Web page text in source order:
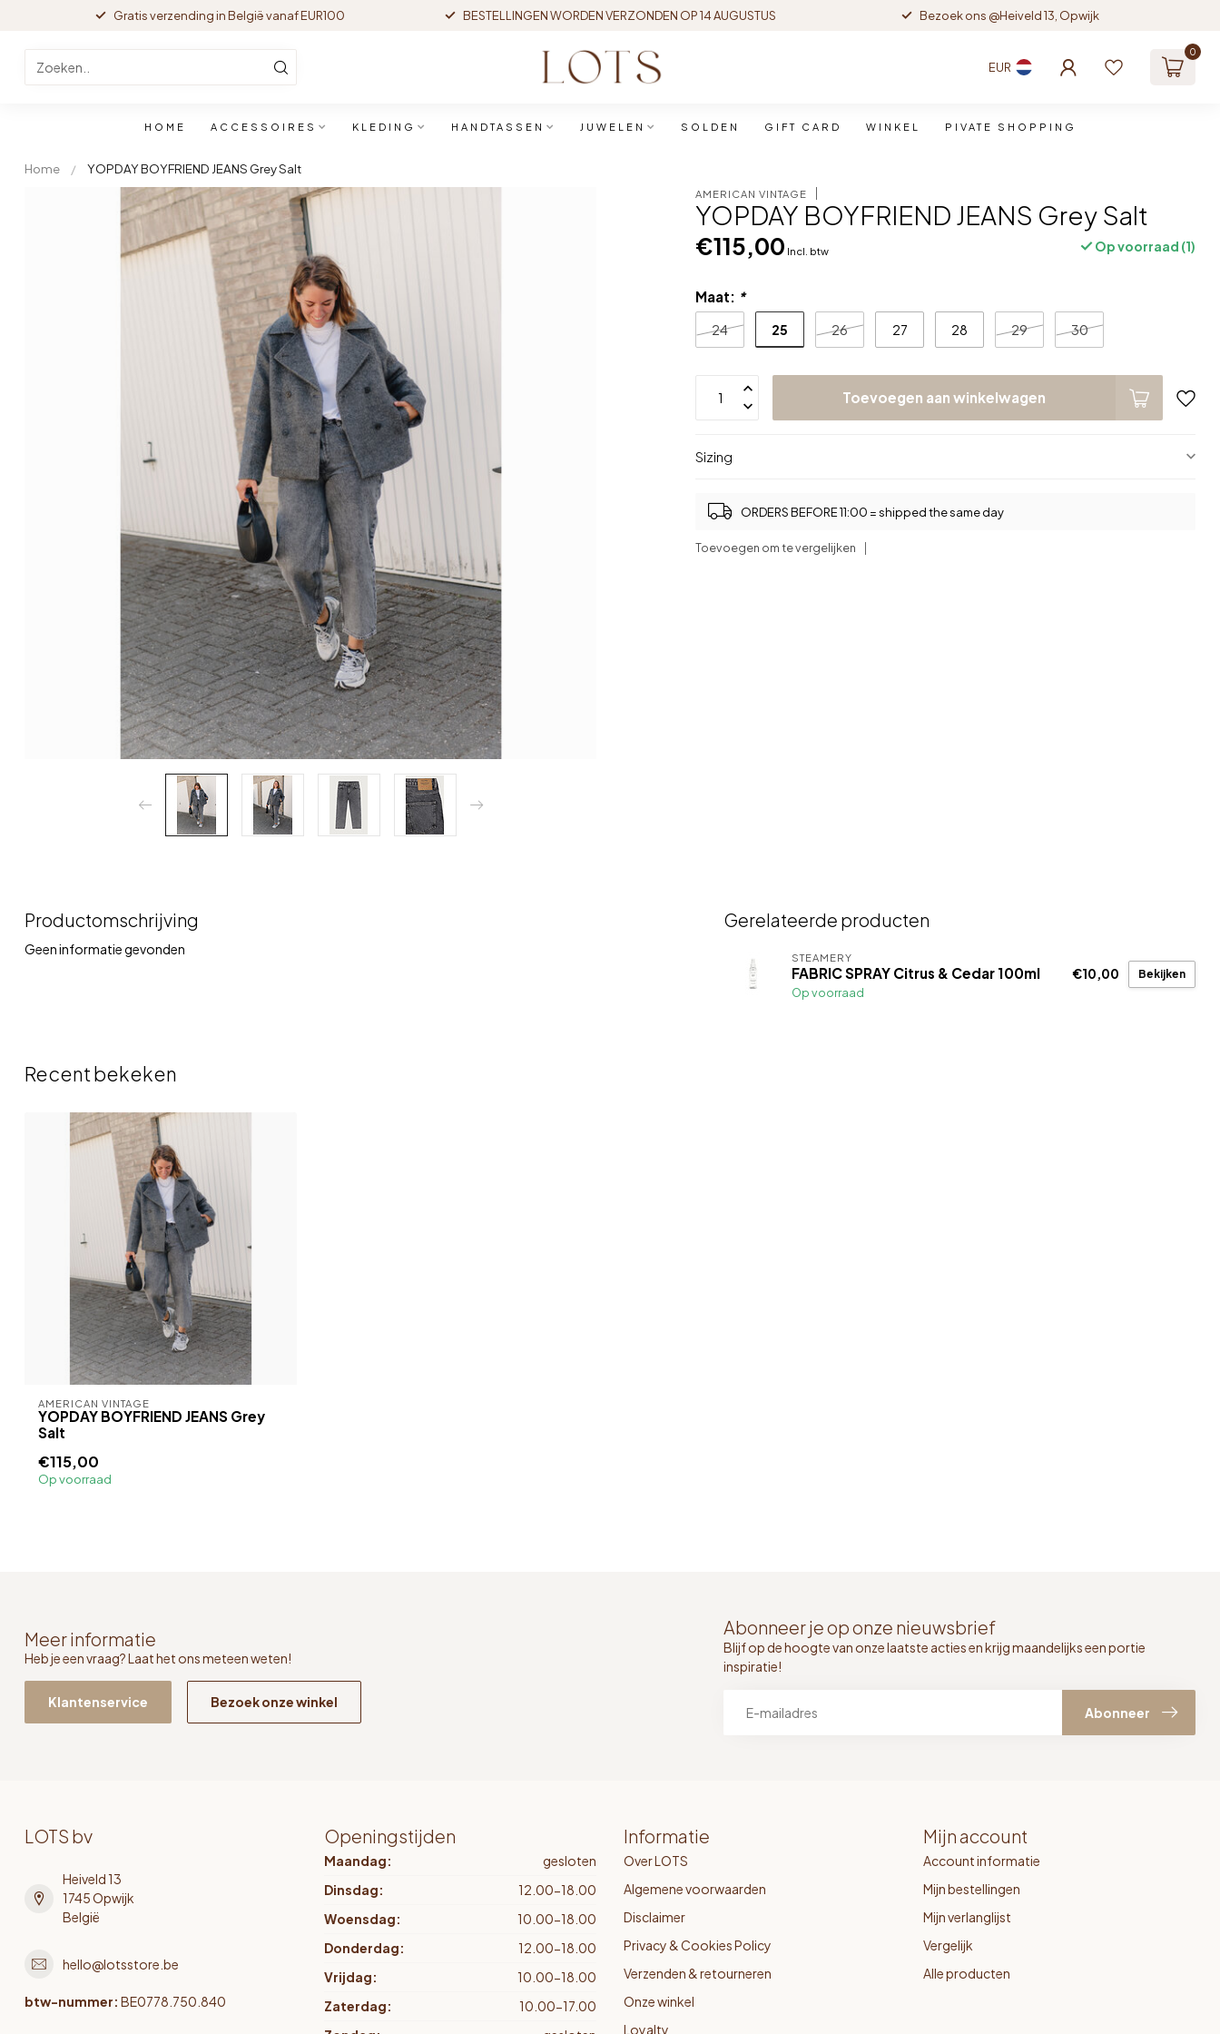
Gratis verzending in België vanaf EUR100 BESTELLINGEN WORDEN VERZONDEN OP 14 AUGUSTUS Bezoek ons @Heiveld 13, Opwijk
EUR
0
HOME ACCESSOIRES KLEDING HANDTASSEN JUWELEN SOLDEN GIFT CARD WINKEL PIVATE SHOPPING
Home / YOPDAY BOYFRIEND JEANS Grey Salt
AMERICAN VINTAGE
YOPDAY BOYFRIEND JEANS Grey Salt
€115,00 Incl. btw Op voorraad (1)
Maat: *
24 25 26 27 28 29 30
Toevoegen aan winkelwagen
Sizing
ORDERS BEFORE 11:00 = shipped the same day
Toevoegen om te vergelijken
Productomschrijving
Geen informatie gevonden
Gerelateerde producten
STEAMERY
FABRIC SPRAY Citrus & Cedar 100ml
Op voorraad
€10,00 Bekijken
Recent bekeken
AMERICAN VINTAGE
YOPDAY BOYFRIEND JEANS Grey
Salt
€115,00
Op voorraad
Meer informatie
Heb je een vraag? Laat het ons meteen weten!
Klantenservice Bezoek onze winkel
Abonneer je op onze nieuwsbrief
Blijf op de hoogte van onze laatste acties en krijg maandelijks een portie
inspiratie!
Abonneer
LOTS bv
Heiveld 13
1745 Opwijk
België
hello@lotsstore.be
btw-nummer: BE0778.750.840
Openingstijden
Maandag:
gesloten
Dinsdag:
12.00-18.00
Woensdag:
10.00-18.00
Donderdag:
12.00-18.00
Vrijdag:
10.00-18.00
Zaterdag:
10.00-17.00
Informatie
Over LOTS
Algemene voorwaarden
Disclaimer
Privacy & Cookies Policy
Verzenden & retourneren
Onze winkel
Loyalty
Mijn account
Account informatie
Mijn bestellingen
Mijn verlanglijst
Vergelijk
Alle producten